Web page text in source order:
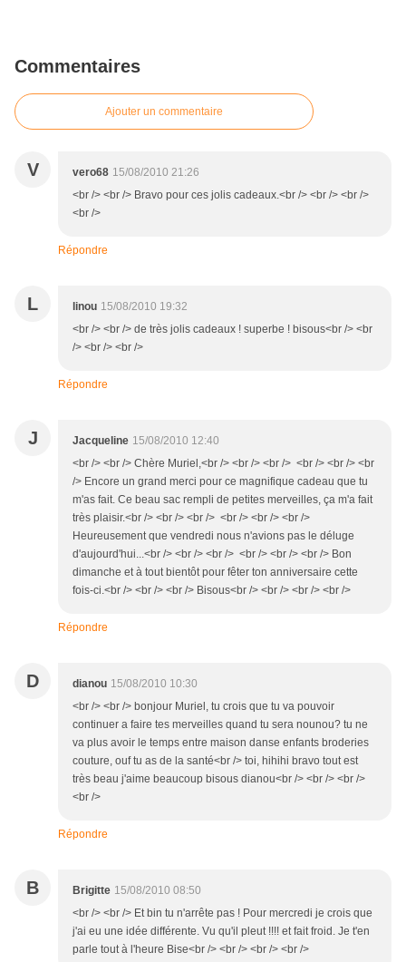
Commentaires
Ajouter un commentaire
V vero68 15/08/2010 21:26
<br /> <br /> Bravo pour ces jolis cadeaux.<br /> <br /> <br />
<br />
Répondre
L linou 15/08/2010 19:32
<br /> <br /> de très jolis cadeaux ! superbe ! bisous<br /> <br
/> <br /> <br />
Répondre
J Jacqueline 15/08/2010 12:40
<br /> <br /> Chère Muriel,<br /> <br /> <br /> <br /> <br /> <br
/> Encore un grand merci pour ce magnifique cadeau que tu
m'as fait. Ce beau sac rempli de petites merveilles, ça m'a fait
très plaisir.<br /> <br /> <br /> <br /> <br /> <br />
Heureusement que vendredi nous n'avions pas le déluge
d'aujourd'hui...<br /> <br /> <br /> <br /> <br /> <br /> Bon
dimanche et à tout bientôt pour fêter ton anniversaire cette
fois-ci.<br /> <br /> <br /> Bisous<br /> <br /> <br /> <br />
Répondre
D dianou 15/08/2010 10:30
<br /> <br /> bonjour Muriel, tu crois que tu va pouvoir
continuer a faire tes merveilles quand tu sera nounou? tu ne
va plus avoir le temps entre maison danse enfants broderies
couture, ouf tu as de la santé<br /> toi, hihihi bravo tout est
très beau j'aime beaucoup bisous dianou<br /> <br /> <br />
<br />
Répondre
B Brigitte 15/08/2010 08:50
<br /> <br /> Et bin tu n'arrête pas ! Pour mercredi je crois que
j'ai eu une idée différente. Vu qu'il pleut !!!! et fait froid. Je t'en
parle tout à l'heure Bise<br /> <br /> <br /> <br />